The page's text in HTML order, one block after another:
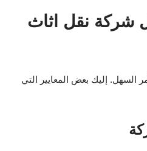
شركة نقل اثاث
السهل. إليك بعض المعايير التي